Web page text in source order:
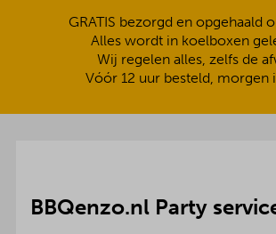
GRATIS bezorgd en opgehaald
Alles wordt in koelboxen
Wij regelen alles, zelfs de
Vóór 12 uur besteld, morgen
BBQenzo.nl Party